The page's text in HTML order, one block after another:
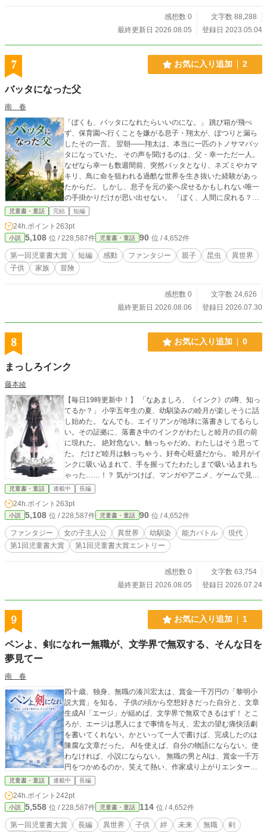
って誤判定されたって事？ まあでも。災い転じて福とも言う
し、変に国家の中枢に目をつけられても厄介だからね？ この
てこれマギアクエストのストーリークエ？「哀しみの勇者ノ
ワ」イベントが発動しちゃった？ こんな序盤で！ ストーリ
り立ったあたしは、その最下層で怪我をした黒猫の子を拾っ
感想数 0
文字数 88,288
最終更新日 2026.08.05
登録日 2023.05.04
7 お気に入り追加 2
バッタになった父
南 春
「ぼくも、バッタになれたらいいのにな。」 跳び箱が飛べ
ず、保育園へ行くことを嫌がる息子・翔太が、ぽつりと漏ら
したその一言。 翌朝――翔太は、本当に一匹のトノサマバッ
タになっていた。 その声を聞けるのは、父・幸一ただ一人。
なぜなら幸一も数週間前、突然バッタとなり、ネズミやカマ
キリ、鳥に命を狙われる過酷な世界を生き抜いた経験があっ
たからだ。 しかし、息子を元の姿へ戻せるかもしれない唯一
の手掛かりだけが思い出せない。 「ぼく、人間に戻れる？」
時間が過ぎるほど、翔太の体は少しずつバッタとしての本能
に支配されていく。 父は失われた記憶をたどりながら、人に
は見えない草むらの世界へ再び足を踏み入れる。 父がバッタ
になった出来事には、いったいどんな意味があったのか。 そ
して、親子はもう一度、人間として笑い合えるのか。 小さな
命の視点から、生きることの尊さと親子の絆を描く、涙と冒
険のファンタジー。
児童書・童話 完結 短編
24h.ポイント 263pt
小説 5,108 位 / 228,587件 児童書・童話 90 位 / 4,652件
第一回児童書大賞 短編 感動 ファンタジー 親子 昆虫
異世界
子供
家族 冒険
感想数 0
文字数 24,626
最終更新日 2026.08.06
登録日 2026.07.30
8 お気に入り追加 0
まっしろインク
藤本綾
【毎日19時更新中！】 「なあましろ、《インク》の噂、知っ
てるか？」 小学五年生の夏、幼馴染みの睦月が楽しそうに話
し始めた。 なんでも、エイリアンが地球に落書きしてるらし
い。その証拠に、落書き中のインクがわたしと睦月の目の前
に現れた。 絶対危ない。触っちゃだめ。わたしはそう思って
た。 だけど睦月は触っちゃう。好奇心旺盛だから。 睦月がイ
ンクに吸い込まれて、手を握ってたわたしまで吸い込まれち
ゃった……！？ 気がつけば、マンガやアニメ、ゲームで見た
ような世界。そこはとても怖いところ。 怖いのは、わからな
いから。 世界も、インクも。友達だって、幼馴染みだって、
わからないのは怖い。 だから――あなたを知りたい。 心優し
い冒険譚は、ここから始まる。 ※表紙のみAI生成となってお
ります。
児童書・童話 連載中 長編
24h.ポイント 263pt
小説 5,108 位 / 228,587件 児童書・童話 90 位 / 4,652件
ファンタジー 女の子主人公 異世界 幼馴染 能力バトル
現代
第1回児童書大賞
第1回児童書大賞エントリー
感想数 0
文字数 63,754
最終更新日 2026.08.05
登録日 2026.07.24
9 お気に入り追加 1
ペンよ、剣になれー無職が、文学界で無双する、そんな日を
夢見てー
南 春
四十歳、独身、無職の湊川宏太は、賞金一千万円の「黎明小
説大賞」を知る。 子供の頃から空想好きだった自分と、文章
生成AI「エージ」が組めば、文学界で無双できるはず！ とこ
ろが、エージは悪人にまで事情を与え、宏太の望む痛快活劇
を書いてくれない。かといって一人で書けば、完成したのは
陳腐な文章だった。 AIを使えば、自分の物語にならない。使
わなければ、小説にならない。 無職の男とAIは、賞金一千万
円をつかめるのか。笑えて熱い、作家成り上がりエンターテ
インメント！
児童書・童話 連載中 長編
24h.ポイント 242pt
小説 5,558 位 / 228,587件 児童書・童話 114 位 / 4,652件
第一回児童書大賞 長編 異世界 子供 絆 未来 無職
剣